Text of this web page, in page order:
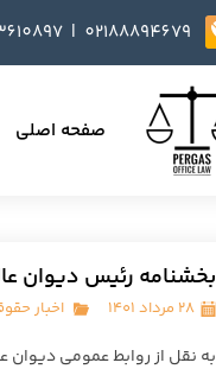
صفحه اصلی
| 02188894679
بخشنامه رئیس دیوان
۲۸ مرداد ۱۴۰۱ اخبار